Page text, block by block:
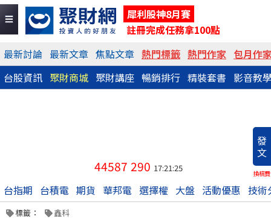
犀利股神8月賽
註冊完成任務拿100點
最新討論 最新文章 焦點文章 熱門標籤 熱門作家 包月作
台股資訊 聚財商城 聚財講座 暢銷排行 精裝套書 影音教
發
文
換稿費
44587 290 17:21:25
台指期 台積電 期貨 華邦電 選擇權 大盤 活動優惠 技術
標籤： 鑫科